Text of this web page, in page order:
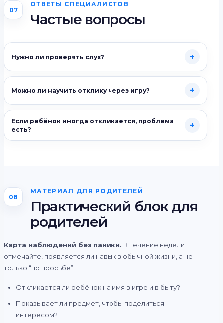
07
ОТВЕТЫ СПЕЦИАЛИСТОВ
Частые вопросы
Нужно ли проверять слух? +
Можно ли научить отклику через игру? +
Если ребёнок иногда откликается, проблема
есть?
+
08
МАТЕРИАЛ ДЛЯ РОДИТЕЛЕЙ
Практический блок для
родителей
Карта наблюдений без паники. В течение недели
отмечайте, появляется ли навык в обычной жизни, а не
только “по просьбе”.
Откликается ли ребёнок на имя в игре и в быту?
Показывает ли предмет, чтобы поделиться
интересом?